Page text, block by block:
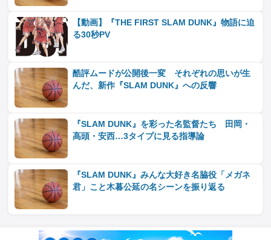
【動画】『THE FIRST SLAM DUNK』物語に迫
る30秒PV
酷評ムードが公開後一変 それぞれの思いが生
んだ、新作『SLAM DUNK』への反響
『SLAM DUNK』を彩った名監督たち 田岡・
高頭・安西…3タイプに見る指導論
『SLAM DUNK』みんな大好き名脇役「メガネ
君」こと木暮公延の名シーンを振り返る